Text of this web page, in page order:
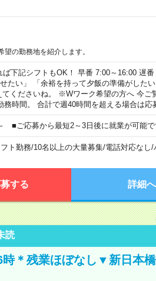
の勤務地を紹介します。
下記シフトもOK！ 早番 7:00～16:00 遅番
たい」 「余裕を持って夕飯の準備がした
くださいね。 ※Wワーク希望の方へ 今ご
時間。 合計で週40時間を超える場合は応
■ご応募から最短2～3日後に就業が可能で
ト勤務/10名以上の大量募集/電話対応なし/
する 詳細へ
読
時＊残業ほぼなし▼新日本